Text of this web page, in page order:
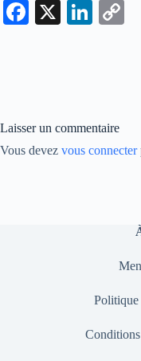
Fa
X
Li
Laisser un commentaire
Vous devez vous connecter